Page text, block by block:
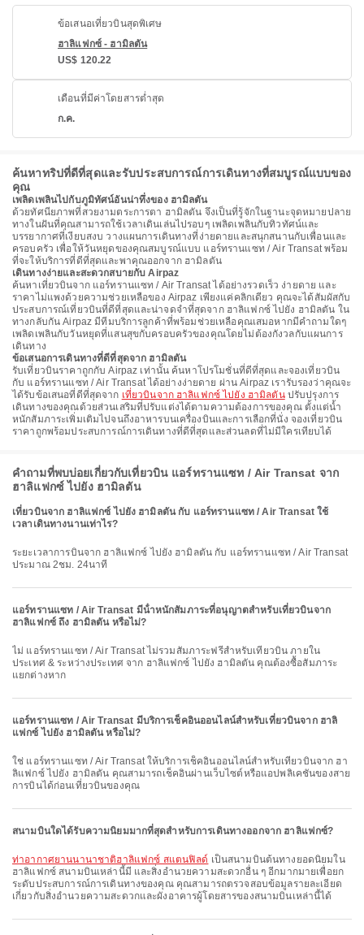
ข้อเสนอเที่ยวบินสุดพิเศษ
ฮาลิแฟกซ์ - ฮามิลตัน
US$ 120.22
เดือนที่มีค่าโดยสารต่ำสุด
ก.ค.
ค้นหาทริปที่ดีที่สุดและรับประสบการณ์การเดินทางที่สมบูรณ์แบบของ
คุณ
เพลิดเพลินไปกับภูมิทัศน์อันน่าทึ่งของ ฮามิลตัน
ด้วยทัศนียภาพที่สวยงามตระการตา ฮามิลตัน จึงเป็นที่รู้จักในฐานะจุดหมายปลาย
ทางในฝันที่คุณสามารถใช้เวลาเดินเล่นไปรอบๆ เพลิดเพลินกับทิวทัศน์และ
บรรยากาศที่เงียบสงบ วางแผนการเดินทางที่ง่ายดายและสนุกสนานกับเพื่อนและ
ครอบครัว เพื่อให้วันหยุดของคุณสมบูรณ์แบบ แอร์ทรานแซท / Air Transat พร้อม
ที่จะให้บริการที่ดีที่สุดและพาคุณออกจาก ฮามิลตัน
เดินทางง่ายและสะดวกสบายกับ Airpaz
ค้นหาเที่ยวบินจาก แอร์ทรานแซท / Air Transat ได้อย่างรวดเร็ว ง่ายดาย และ
ราคาไม่แพงด้วยความช่วยเหลือของ Airpaz เพียงแค่คลิกเดียว คุณจะได้สัมผัสกับ
ประสบการณ์เที่ยวบินที่ดีที่สุดและน่าจดจำที่สุดจาก ฮาลิแฟกซ์ ไปยัง ฮามิลตัน ใน
ทางกลับกัน Airpaz มีทีมบริการลูกค้าที่พร้อมช่วยเหลือคุณเสมอหากมีคำถามใดๆ
เพลิดเพลินกับวันหยุดที่แสนสุขกับครอบครัวของคุณโดยไม่ต้องกังวลกับแผนการ
เดินทาง
ข้อเสนอการเดินทางที่ดีที่สุดจาก ฮามิลตัน
รับเที่ยวบินราคาถูกกับ Airpaz เท่านั้น ค้นหาโปรโมชั่นที่ดีที่สุดและจองเที่ยวบิน
กับ แอร์ทรานแซท / Air Transat ได้อย่างง่ายดาย ผ่าน Airpaz เรารับรองว่าคุณจะ
ได้รับข้อเสนอที่ดีที่สุดจาก เที่ยวบินจาก ฮาลิแฟกซ์ ไปยัง ฮามิลตันปรับปรุงการ
เดินทางของคุณด้วยส่วนเสริมที่ปรับแต่งได้ตามความต้องการของคุณ ตั้งแต่น้ำ
หนักสัมภาระเพิ่มเติมไปจนถึงอาหารบนเครื่องบินและการเลือกที่นั่ง จองเที่ยวบิน
ราคาถูกพร้อมประสบการณ์การเดินทางที่ดีที่สุดและส่วนลดที่ไม่มีใครเทียบได้
คำถามที่พบบ่อยเกี่ยวกับเที่ยวบิน แอร์ทรานแซท / Air Transat จาก
ฮาลิแฟกซ์ ไปยัง ฮามิลตัน
เที่ยวบินจาก ฮาลิแฟกซ์ ไปยัง ฮามิลตัน กับ แอร์ทรานแซท / Air Transat ใช้
เวลาเดินทางนานเท่าไร?
ระยะเวลาการบินจาก ฮาลิแฟกซ์ ไปยัง ฮามิลตัน กับ แอร์ทรานแซท / Air Transat
ประมาณ 2ชม. 24นาที
แอร์ทรานแซท / Air Transat มีน้ําหนักสัมภาระที่อนุญาตสําหรับเที่ยวบินจาก
ฮาลิแฟกซ์ ถึง ฮามิลตัน หรือไม่?
ไม่ แอร์ทรานแซท / Air Transat ไม่รวมสัมภาระฟรีสำหรับเที่ยวบิน ภายใน
ประเทศ & ระหว่างประเทศ จาก ฮาลิแฟกซ์ ไปยัง ฮามิลตัน คุณต้องซื้อสัมภาระ
แยกต่างหาก
แอร์ทรานแซท / Air Transat มีบริการเช็คอินออนไลน์สำหรับเที่ยวบินจาก ฮาลิ
แฟกซ์ ไปยัง ฮามิลตัน หรือไม่?
ใช่ แอร์ทรานแซท / Air Transat ให้บริการเช็คอินออนไลน์สำหรับเที่ยวบินจาก ฮา
ลิแฟกซ์ ไปยัง ฮามิลตัน คุณสามารถเช็คอินผ่านเว็บไซต์หรือแอปพลิเคชันของสาย
การบินได้ก่อนเที่ยวบินของคุณ
สนามบินใดได้รับความนิยมมากที่สุดสำหรับการเดินทางออกจาก ฮาลิแฟกซ์?
ท่าอากาศยานนานาชาติฮาลิแฟกซ์ สแตนฟิลด์ เป็นสนามบินต้นทางยอดนิยมใน
ฮาลิแฟกซ์ สนามบินเหล่านี้มี และสิ่งอำนวยความสะดวกอื่น ๆ อีกมากมายเพื่อยก
ระดับประสบการณ์การเดินทางของคุณ คุณสามารถตรวจสอบข้อมูลรายละเอียด
เกี่ยวกับสิ่งอำนวยความสะดวกและผังอาคารผู้โดยสารของสนามบินเหล่านี้ได้